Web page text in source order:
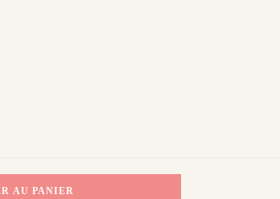
AU PANIER